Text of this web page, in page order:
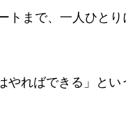
トまで、一人ひとり
やればできる」とい